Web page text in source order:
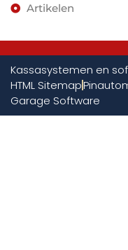
Artikelen
Kassasystemen en
HTML Sitemap
Garage Software